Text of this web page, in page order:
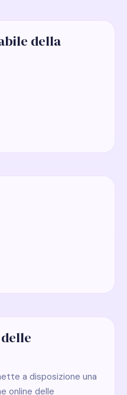
della
a disposizione una
online delle